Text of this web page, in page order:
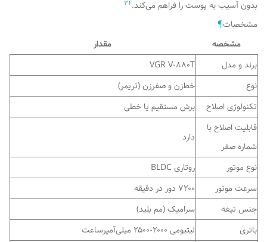
بدون آسیب به پوست را فراهم می‌کند. 34
مشخصات¶
مشخصه
مقدار
برند و مدل
VGR V-880T
نوع
خط‌زن و صفرزن (تریمر)
تکنولوژی اصلاح
برش مستقیم یا خطی
قابلیت اصلاح با
شماره صفر
دارد
نوع موتور
روتاری BLDC
سرعت موتور
۷۲۰۰ دور در دقیقه
جنس تیغه
سرامیک (مم بلید)
باتری
لیتیومی ۲۰۰۰-۲۵۰۰ میلی‌آمپرساعت